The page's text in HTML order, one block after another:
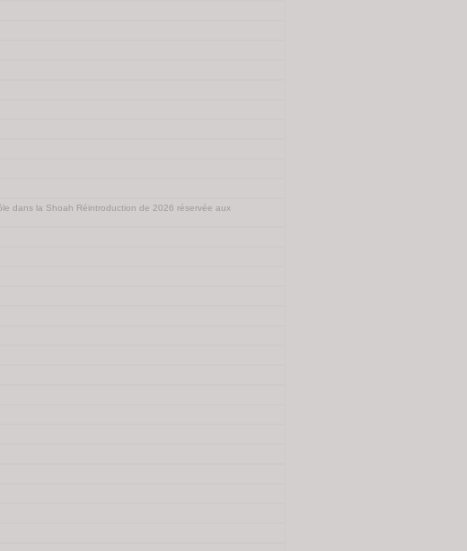
dans la Shoah Réintroduction de 2026 réservée aux